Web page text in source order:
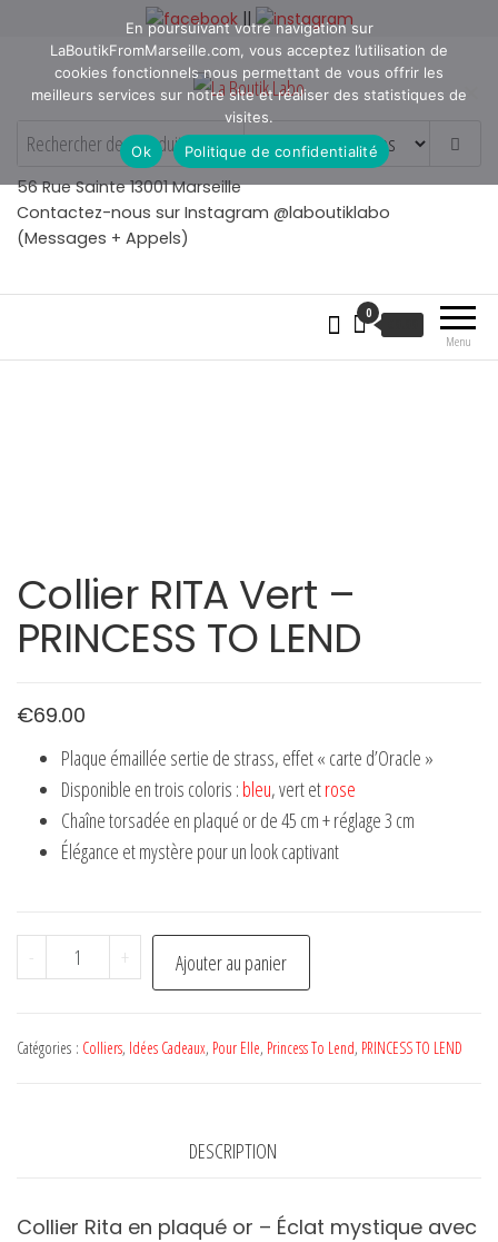
||
La Boutik Labo
La boutique de denicheur
de talents à Marseille en
Provence
56 Rue Sainte 13001 Marseille
Contactez-nous sur Instagram @laboutiklabo
(Messages + Appels)
Menu
0
Collier RITA Vert –
PRINCESS TO LEND
€69.00
Plaque émaillée sertie de strass, effet « carte d’Oracle »
Disponible en trois coloris : bleu, vert etrose
Chaîne torsadée en plaqué or de 45 cm + réglage 3 cm
Élégance et mystère pour un look captivant
-
quantité
de
RITA
+ Ajouter au panier
Catégories : Colliers, Idées Cadeaux, Pour Elle, Princess To Lend, PRINCESS TO LEND
DESCRIPTION
Collier Rita en plaqué or – Éclat mystique avec
En poursuivant votre navigation sur
LaBoutikFromMarseille.com, vous acceptez l’utilisation de
cookies fonctionnels nous permettant de vous offrir les
meilleurs services sur notre site et réaliser des statistiques de
visites.
Ok
Politique de confidentialité